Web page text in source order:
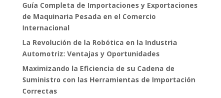
Guía Completa de Importaciones y Exportaciones
de Maquinaria Pesada en el Comercio
Internacional
La Revolución de la Robótica en la Industria
Automotriz: Ventajas y Oportunidades
Maximizando la Eficiencia de su Cadena de
Suministro con las Herramientas de Importación
Correctas